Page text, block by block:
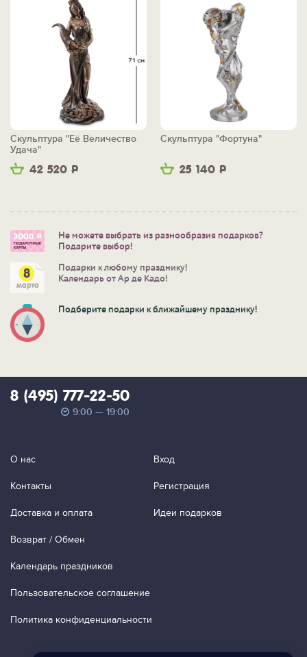
42 520 Р
Скульптура "Её Величество
Удача"
25 140 Р
Скульптура "Фортуна"
Не можете выбрать из разнообразия подарков?
Подарите выбор!
Подарки к любому празднику!
Календарь от Ар де Кадо!
Подберите подарки к ближайшему празднику!
8 (495) 777-22-50
9:00 — 19:00
О нас
Контакты
Доставка и оплата
Возврат / Обмен
Календарь праздников
Пользовательское соглашение
Политика конфиденциальности
Вход
Регистрация
Идеи подарков